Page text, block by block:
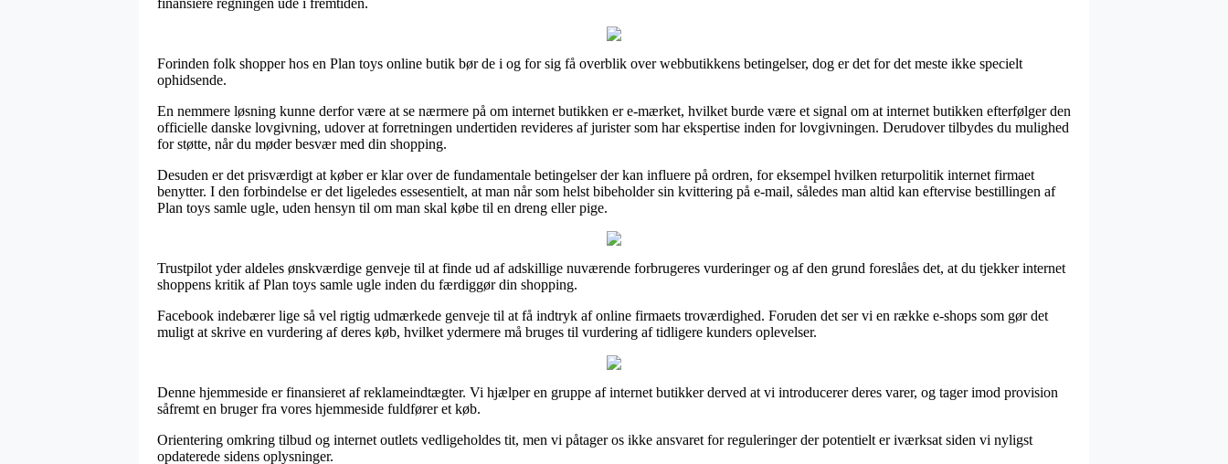
Forinden folk shopper hos en Plan toys online butik bør de i og for sig få overblik over webbutikkens betingelser, dog er det for det meste ikke specielt
ophidsende.
En nemmere løsning kunne derfor være at se nærmere på om internet butikken er e-mærket, hvilket burde være et signal om at internet butikken efterfølger den
officielle danske lovgivning, udover at forretningen undertiden revideres af jurister som har ekspertise inden for lovgivningen. Derudover tilbydes du mulighed
for støtte, når du møder besvær med din shopping.
Desuden er det prisværdigt at køber er klar over de fundamentale betingelser der kan influere på ordren, for eksempel hvilken returpolitik internet firmaet
benytter. I den forbindelse er det ligeledes essesentielt, at man når som helst bibeholder sin kvittering på e-mail, således man altid kan eftervise bestillingen af
Plan toys samle ugle, uden hensyn til om man skal købe til en dreng eller pige.
Trustpilot yder aldeles ønskværdige genveje til at finde ud af adskillige nuværende forbrugeres vurderinger og af den grund foreslåes det, at du tjekker internet
shoppens kritik af Plan toys samle ugle inden du færdiggør din shopping.
Facebook indebærer lige så vel rigtig udmærkede genveje til at få indtryk af online firmaets troværdighed. Foruden det ser vi en række e-shops som gør det
muligt at skrive en vurdering af deres køb, hvilket ydermere må bruges til vurdering af tidligere kunders oplevelser.
Denne hjemmeside er finansieret af reklameindtægter. Vi hjælper en gruppe af internet butikker derved at vi introducerer deres varer, og tager imod provision
såfremt en bruger fra vores hjemmeside fuldfører et køb.
Orientering omkring tilbud og internet outlets vedligeholdes tit, men vi påtager os ikke ansvaret for reguleringer der potentielt er iværksat siden vi nyligst
opdaterede sidens oplysninger.